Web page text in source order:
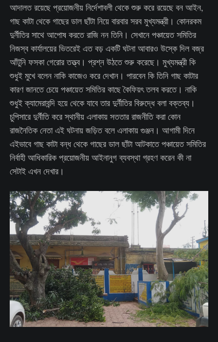
আদালত রয়েছে প্রয়োজনীয় নির্দেশাবলী থেকে শুরু করে রয়েছে বন আইন,
গাছ কাটা থেকে গাছের ডাল ছাঁটা নিয়ে বারবার সরব মুখ্যমন্ত্রী। কোনরকম
দুর্নীতির সাথে আপোষ করতে রাজি নন তিনি। সেখানে পঞ্চায়েত সমিতির
নিজস্ব কার্যালয়ের ভিতরেই এত বড় একটি ঘটনা আবারও উস্কে দিল বজ্র
আঁটুনি ফসকা গেরোর তত্ত্ব। প্রশ্ন উঠতে শুরু করেছে‌। মুখ্যমন্ত্রী কি
শুধুই মুখে বলেন নাকি কাজেও করে দেখান। পারবেন কি তিনি গাছ কাটার
কারণ জানতে চেয়ে পঞ্চায়েত সমিতির কাছে কৈফিয়ৎ তলব করতে। নাকি
শুধুই ক্যামেরাবন্দি হয়ে থেকে যাবে তার দুর্নীতির বিরুদ্ধে বলা বক্তব্য।
চুপিসারে দুর্নীতি করে স্থানীয় এলাকায় সততার রাজনীতি করা কোন
রাজনৈতিক নেতা এই ঘটনায় জড়িত বলে এলাকায় গুঞ্জন। আগামী দিনে
এইভাবে গাছ কাটা বন্ধ থেকে গাছের ডাল ছাঁটা আটকাতে পঞ্চায়েত সমিতির
নির্বাহী আধিকারিক প্রয়োজনীয় আইনানুগ ব্যবস্থা গ্রহণ করেন কী না
সেটাই এখন দেখার।